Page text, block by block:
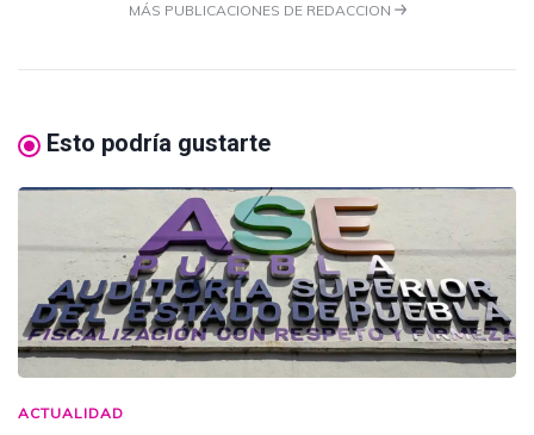
MÁS PUBLICACIONES DE REDACCION
Esto podría gustarte
ACTUALIDAD